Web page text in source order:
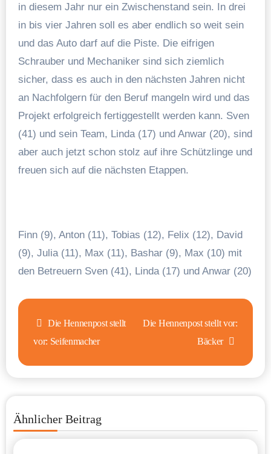
in diesem Jahr nur ein Zwischenstand sein. In drei
in bis vier Jahren soll es aber endlich so weit sein
und das Auto darf auf die Piste. Die eifrigen
Schrauber und Mechaniker sind sich ziemlich
sicher, dass es auch in den nächsten Jahren nicht
an Nachfolgern für den Beruf mangeln wird und das
Projekt erfolgreich fertiggestellt werden kann. Sven
(41) und sein Team, Linda (17) und Anwar (20), sind
aber auch jetzt schon stolz auf ihre Schützlinge und
freuen sich auf die nächsten Etappen.
Finn (9), Anton (11), Tobias (12), Felix (12), David
(9), Julia (11), Max (11), Bashar (9), Max (10) mit
den Betreuern Sven (41), Linda (17) und Anwar (20)
Beitragsnavigation
Die Hennenpost stellt
vor: Seifenmacher
Die Hennenpost stellt vor:
Bäcker
Ähnlicher Beitrag